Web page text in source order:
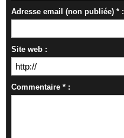
Adresse email (non publiée) * :
Site web :
Commentaire * :